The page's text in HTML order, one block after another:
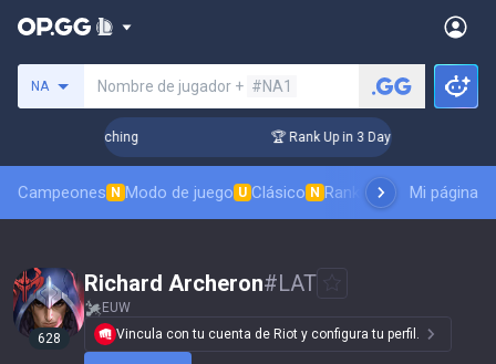
NA Nombre de jugador + #NA1
Coaching 🏆 Rank Up in 3 Days! Challenger
Campeones N Modo de juego U Clásico N Ranking de aspectos
Mi página
628
Richard Archeron#LAT
EUW
Vincula con tu cuenta de Riot y configura tu perfil.